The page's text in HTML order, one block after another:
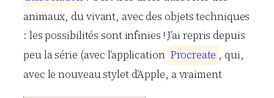
animaux, du vivant, avec des objets techniques
: les possibilités sont infinies ! J’ai repris depuis
peu la série (avec l’application Procreate , qui,
avec le nouveau stylet d’Apple, a vraiment